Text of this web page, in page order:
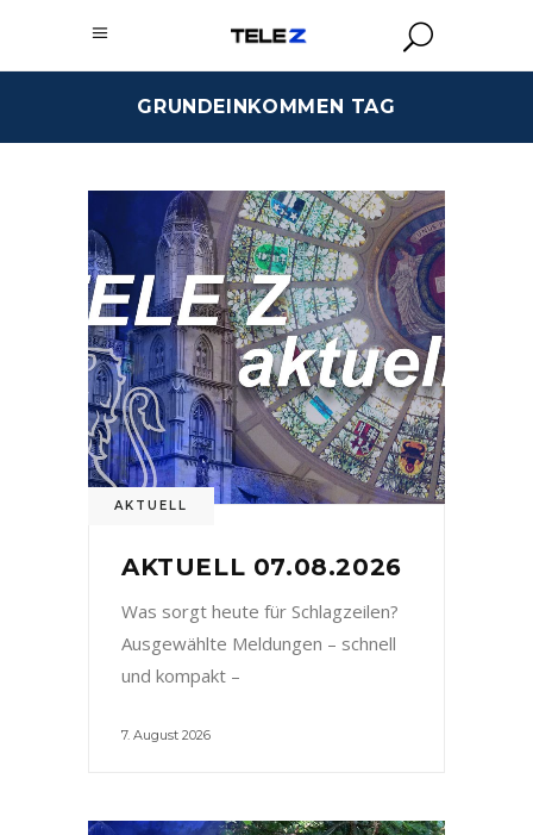
GRUNDEINKOMMEN TAG
AKTUELL
AKTUELL 07.08.2026
Was sorgt heute für Schlagzeilen?
Ausgewählte Meldungen – schnell
und kompakt –
7. August 2026